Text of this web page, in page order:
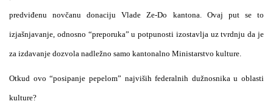
predviđenu novčanu donaciju Vlade Ze-Do kantona. Ovaj put se to
izjašnjavanje, odnosno “preporuka” u potpunosti izostavlja uz tvrdnju da je
za izdavanje dozvola nadležno samo kantonalno Ministarstvo kulture.
Otkud ovo “posipanje pepelom” najviših federalnih dužnosnika u oblasti
kulture?